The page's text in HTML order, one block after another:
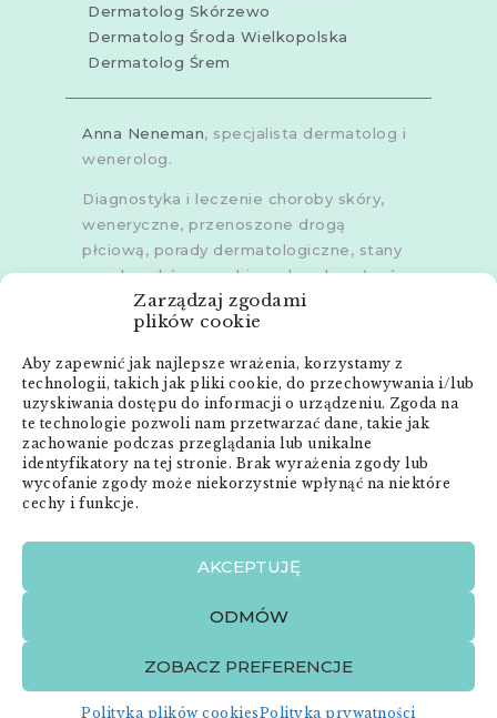
Zarządzaj zgodami
plików cookie
Aby zapewnić jak najlepsze wrażenia, korzystamy z
technologii, takich jak pliki cookie, do przechowywania i/lub
uzyskiwania dostępu do informacji o urządzeniu. Zgoda na
te technologie pozwoli nam przetwarzać dane, takie jak
zachowanie podczas przeglądania lub unikalne
identyfikatory na tej stronie. Brak wyrażenia zgody lub
wycofanie zgody może niekorzystnie wpłynąć na niektóre
cechy i funkcje.
AKCEPTUJĘ
ODMÓW
ZOBACZ PREFERENCJE
Polityka plików cookiesPolityka prywatności
Dermatolog Skórzewo
Dermatolog Środa Wielkopolska
Dermatolog Śrem
Anna Neneman, specjalista dermatolog i
wenerolog.
Diagnostyka i leczenie choroby skóry,
weneryczne, przenoszone drogą
płciową, porady dermatologiczne, stany
zapalne skóry, grzybice, choroby włosów,
dermoskopia, trichoskopia, u dorosłych i
Gabinety wPoznaniu,Poznaniu -
Złotowska,Skórzewie,Środzie
WielkopolskiejiŚremie
Menu:
Strona główna
Anna Neneman – ZnanyLekarz.pl